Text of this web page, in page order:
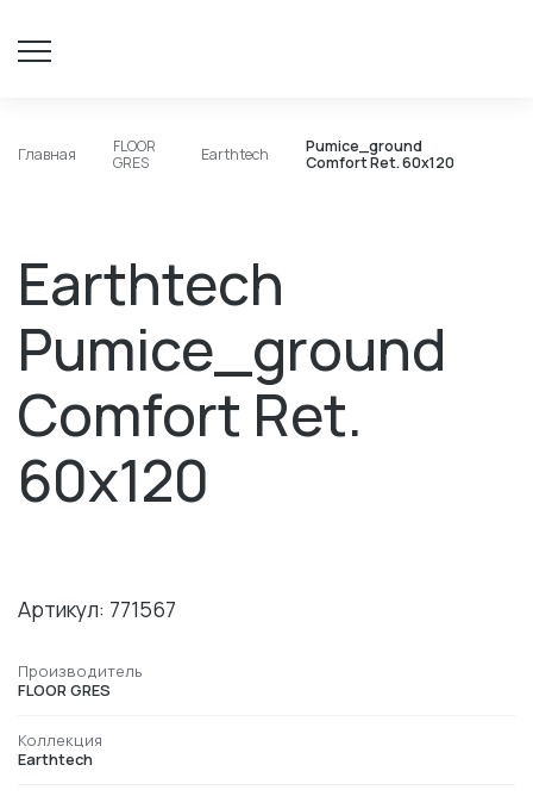
Главная
FLOOR
GRES
Earthtech
Pumice_ground
Comfort Ret. 60x120
Earthtech
Pumice_ground
Comfort Ret.
60x120
Артикул: 771567
Производитель
FLOOR GRES
Коллекция
Earthtech